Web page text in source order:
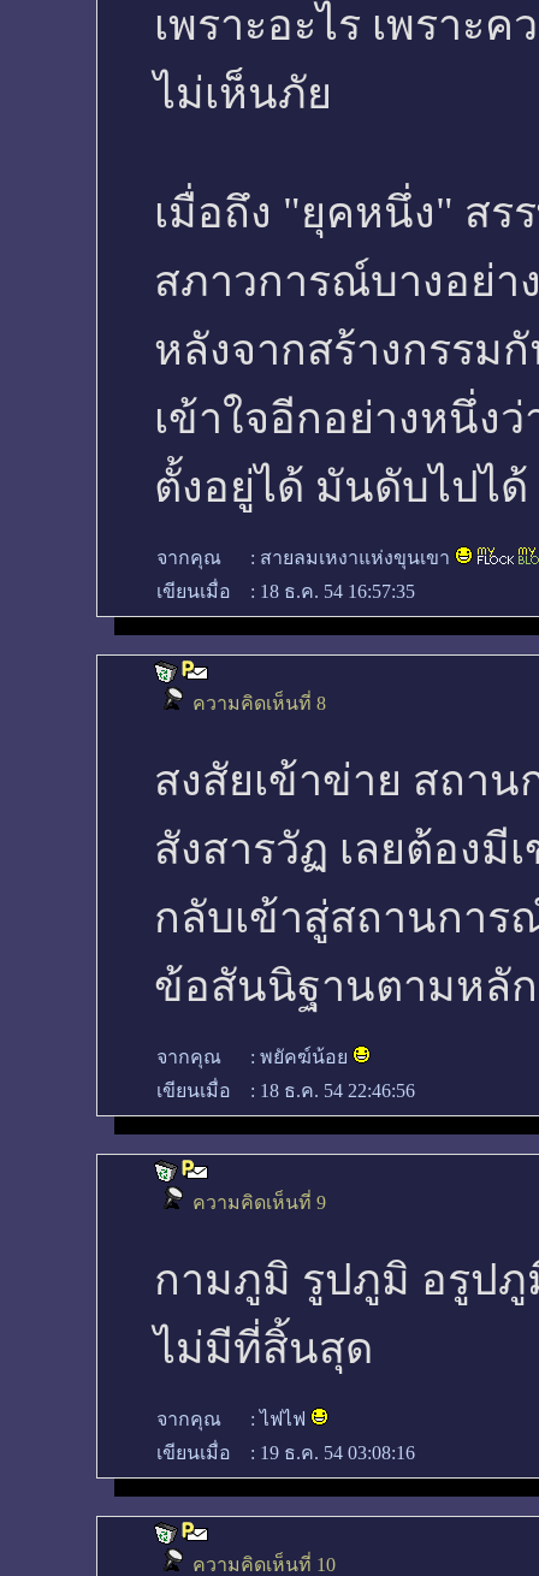
เพราะอะไร เพราะ
ไม่เห็นภัย
เมื่อถึง "ยุคหนึ่ง" สร
สภาวการณ์บางอย่
หลังจากสร้างกรรม
เข้าใจอีกอย่างหนึ่ง
ตั้งอยู่ได้ มันดับไปไ
จากคุณ : สายลมเหงาแห่งขุนเขา
เขียนเมื่อ
: 18 ธ.ค. 54 16:57:35
ความคิดเห็นที่ 8
สงสัยเข้าข่าย สถา
สังสารวัฏ เลยต้อง
กลับเข้าสู่สถานการ
ข้อสันนิฐานตามหลั
จากคุณ : พยัคฆ์น้อย
เขียนเมื่อ
: 18 ธ.ค. 54 22:46:56
ความคิดเห็นที่ 9
กามภูมิ รูปภูมิ อรูป
ไม่มีที่สิ้นสุด
จากคุณ :ไฟไฟ
เขียนเมื่อ
: 19 ธ.ค. 54 03:08:16
ความคิดเห็นที่ 10